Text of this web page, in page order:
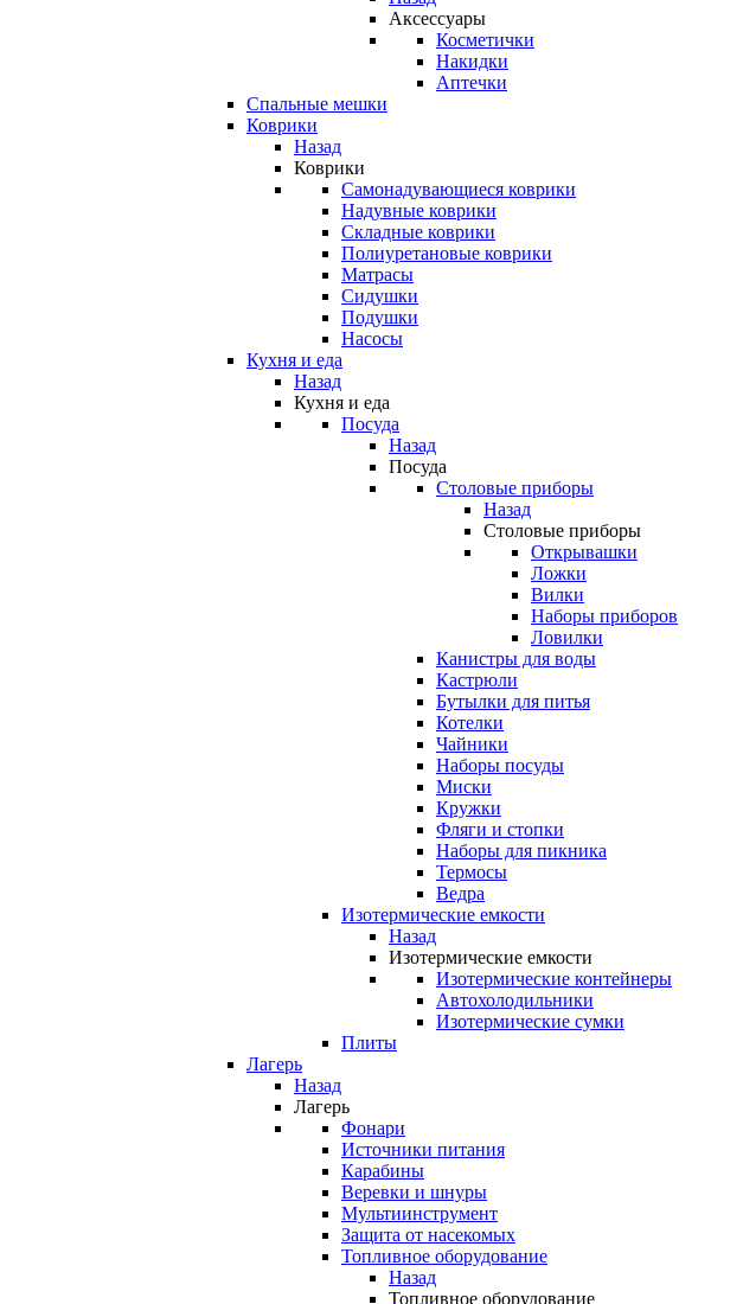
Аксессуары
Косметички
Накидки
Аптечки
Спальные мешки
Коврики
Назад
Коврики
Самонадувающиеся коврики
Надувные коврики
Складные коврики
Полиуретановые коврики
Матрасы
Сидушки
Подушки
Насосы
Кухня и еда
Назад
Кухня и еда
Посуда
Назад
Посуда
Столовые приборы
Назад
Столовые приборы
Открывашки
Ложки
Вилки
Наборы приборов
Ловилки
Канистры для воды
Кастрюли
Бутылки для питья
Котелки
Чайники
Наборы посуды
Миски
Кружки
Фляги и стопки
Наборы для пикника
Термосы
Ведра
Изотермические емкости
Назад
Изотермические емкости
Изотермические контейнеры
Автохолодильники
Изотермические сумки
Плиты
Лагерь
Назад
Лагерь
Фонари
Источники питания
Карабины
Веревки и шнуры
Мультиинструмент
Защита от насекомых
Топливное оборудование
Назад
Топливное оборудование